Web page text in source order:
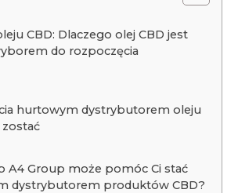
CBD: Dlaczego olej CBD jest
do rozpoczęcia
hurtowym dystrybutorem oleju
zostać
A4 Group może pomóc Ci stać
dystrybutorem produktów CBD?